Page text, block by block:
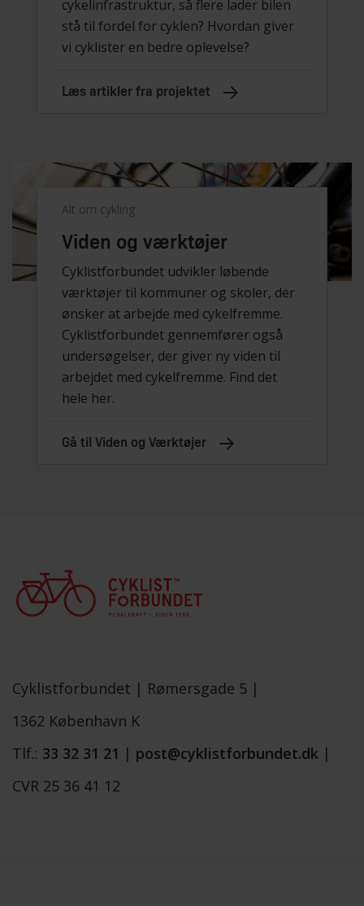
cykelinfrastruktur, så flere lader bilen
stå til fordel for cyklen? Hvordan giver
vi cyklister en bedre oplevelse?
Læs artikler fra projektet
Alt om cykling
Viden og værktøjer
Cyklistforbundet udvikler løbende
værktøjer til kommuner og skoler, der
ønsker at arbejde med cykelfremme.
Cyklistforbundet gennemfører også
undersøgelser, der giver ny viden til
arbejdet med cykelfremme. Find det
hele her.
Gå til Viden og Værktøjer
Cyklistforbundet | Rømersgade 5 |
1362 København K
Tlf.: 33 32 31 21 | post@cyklistforbundet.dk |
CVR 25 36 41 12